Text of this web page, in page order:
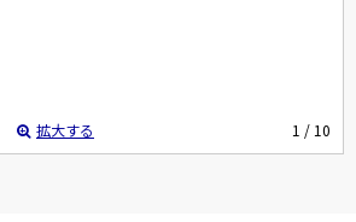
拡大する 1 / 10